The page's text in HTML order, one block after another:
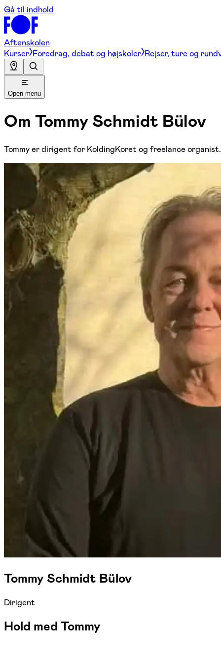
Gå til indhold
Aftenskolen
Kurser Foredrag, debat og højskoler Rejser, ture og
Open menu
Om Tommy Schmidt Bülov
Tommy er dirigent for KoldingKoret og freelance organist.
Tommy Schmidt Bülov
Dirigent
Hold med Tommy